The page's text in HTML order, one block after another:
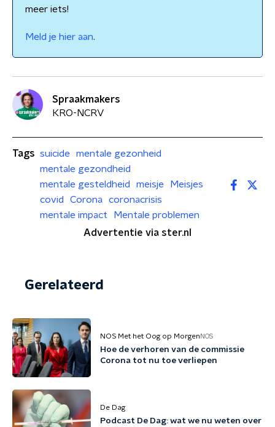
meer iets!
Meld je hier aan.
Spraakmakers
KRO-NCRV
Tags suicide
mentale gezonheid
mentale gezondheid
mentale gesteldheid
meisje
Meisjes
covid
Corona
coronacrisis
mentale impact
Mentale problemen
Advertentie via ster.nl
Gerelateerd
NOS Met het Oog op Morgen NOS
Hoe de verhoren van de commissie
Corona tot nu toe verliepen
De Dag
Podcast De Dag: wat we nu weten over